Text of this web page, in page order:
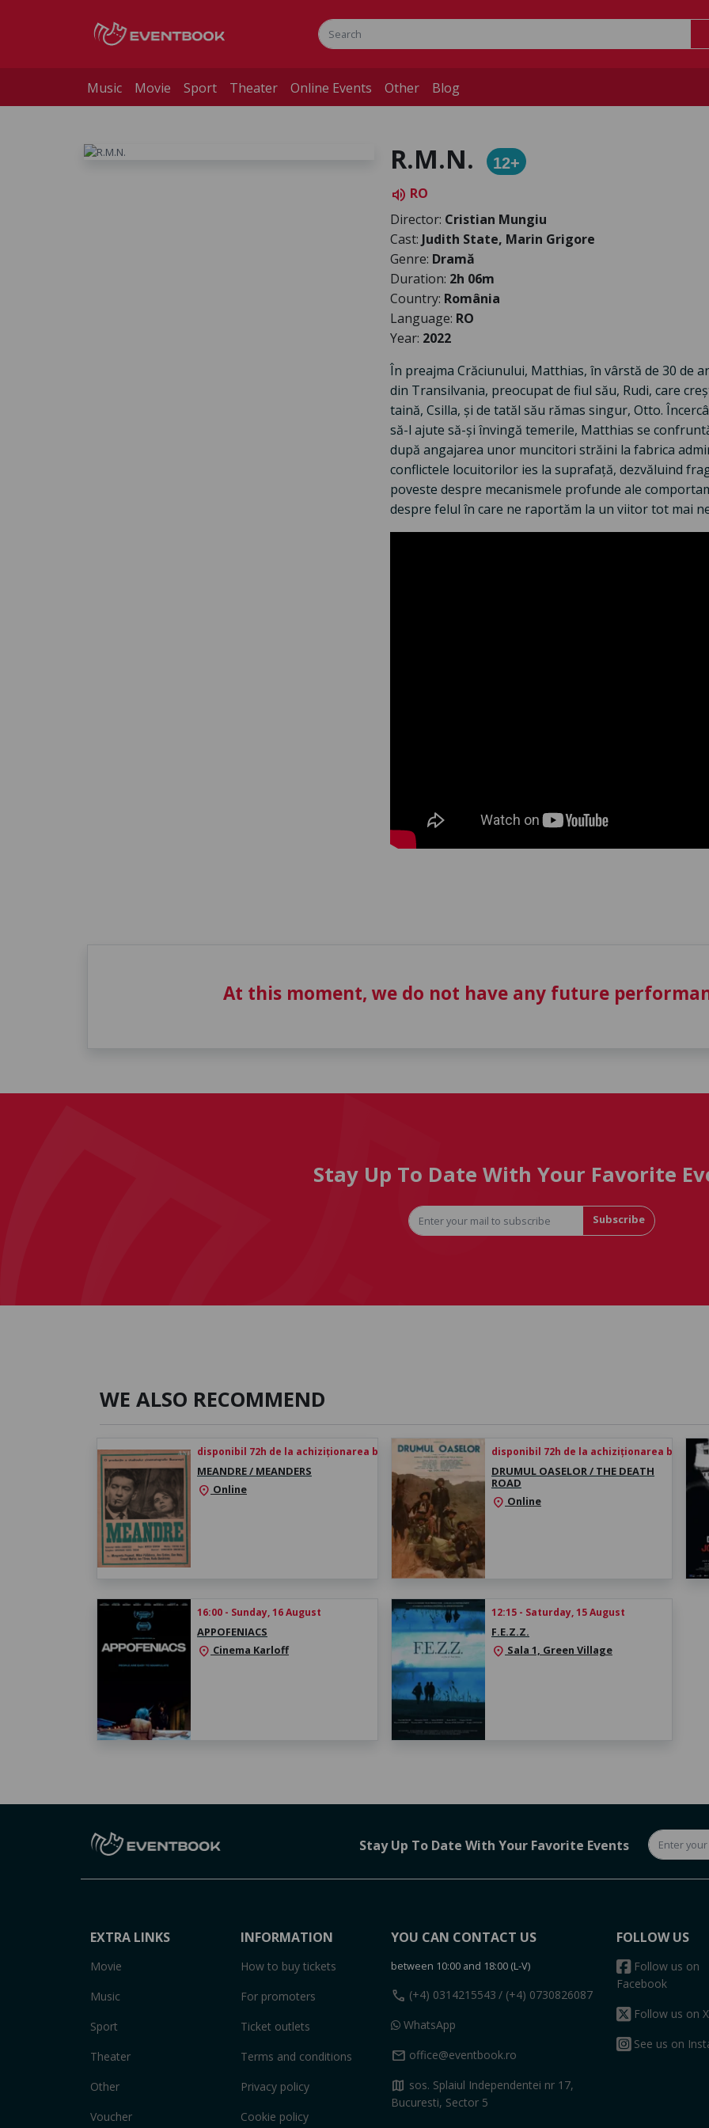
Music Movie Sport Theater Online Events Other Blog
R.M.N. 12+
volume_up RO
Director: Cristian Mungiu
Cast: Judith State, Marin Grigore
Genre: Dramă
Duration: 2h 06m
Country: România
Language: RO
Year: 2022
În preajma Crăciunului, Matthias, în vârstă de 30 de
din Transilvania, preocupat de fiul său, Rudi, care
taină, Csilla, și de tatăl său rămas singur, Otto.
să-l ajute să-și învingă temerile, Matthias se
după angajarea unor muncitori străini la fabrica
conflictele locuitorilor ies la suprafață, dezvăluind
poveste despre mecanismele profunde ale
despre felul în care ne raportăm la un viitor tot mai
At this moment, we do not have any future
Stay Up To Date With Your Favorite
Subscribe
WE ALSO RECOMMEND
disponibil 72h de la achiziționarea biletului
MEANDRE / MEANDERS
location_on Online
disponibil 72h de la achiziționarea biletului
DRUMUL OASELOR / THE DEATH
ROAD
location_on Online
16:00 - Sunday, 16 August
APPOFENIACS
location_on Cinema Karloff
12:15 - Saturday, 15 August
F.E.Z.Z.
location_on Sala 1, Green Village
Stay Up To Date With Your Favorite Events
EXTRA LINKS
Movie
Music
Sport
Theater
Other
Voucher
INFORMATION
How to buy tickets
For promoters
Ticket outlets
Terms and conditions
Privacy policy
Cookie policy
YOU CAN CONTACT US
between 10:00 and 18:00 (L-V)
call (+4) 0314215543 / (+4) 0730826087
WhatsApp
mail office@eventbook.ro
map sos. Splaiul Independentei nr 17,
Bucuresti, Sector 5
FOLLOW US
Follow us on
Facebook
Follow us on X
See us on